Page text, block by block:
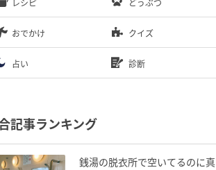
レシピ どうぶつ
おでかけ クイズ
占い 診断
記事ランキング
銭湯の脱衣所で空いてるのに真